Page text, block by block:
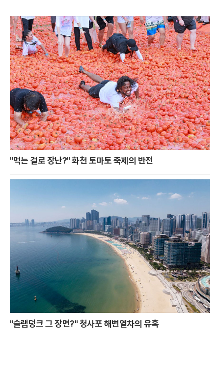
"먹는 걸로 장난?" 화천 토마토 축제의 반전
"슬램덩크 그 장면?" 청사포 해변열차의 유혹